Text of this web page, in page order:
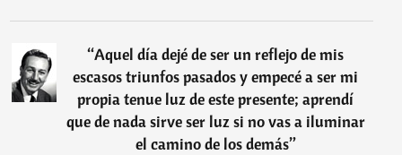
“Aquel día dejé de ser un reflejo de mis
escasos triunfos pasados y empecé a ser mi
propia tenue luz de este presente; aprendí
que de nada sirve ser luz si no vas a iluminar
el camino de los demás”